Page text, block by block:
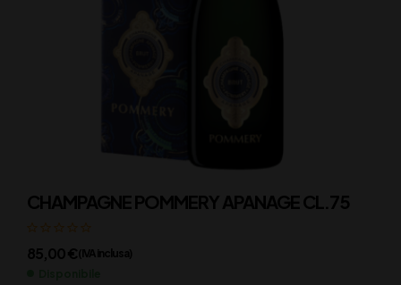
CHAMPAGNE POMMERY APANAGE CL.75
85,00€(IVA inclusa)